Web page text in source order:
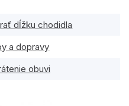
dĺžku chodidla
a dopravy
obuvi